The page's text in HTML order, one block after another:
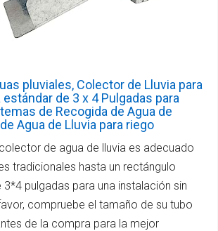
pluviales, Colector de Lluvia para
de 3 x 4 Pulgadas para
de Recogida de Agua de
Agua de Lluvia para riego
de agua de lluvia es adecuado
tradicionales hasta un rectángulo
3*4 pulgadas para una instalación sin
compruebe el tamaño de su tubo
de la compra para la mejor